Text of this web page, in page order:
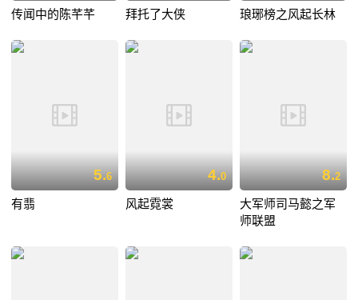
传闻中的陈芊芊 拜托了大侠 琅琊榜之风起长林
5.6
有翡
4.0
风起霓裳
8.2
大军师司马懿之军
师联盟